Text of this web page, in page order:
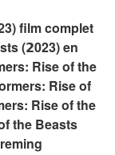
film complet
(𝟮023) en
Rise of the
Rise of
Rise of the
the Beasts